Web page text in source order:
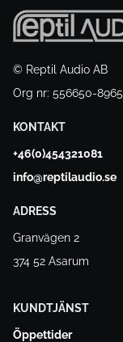
© Reptil Audio AB
Org nr: 556650-8965
KONTAKT
+46(0)454321081
info@reptilaudio.se
ADRESS
Granvägen 2
374 52 Asarum
KUNDTJÄNST
Öppettider